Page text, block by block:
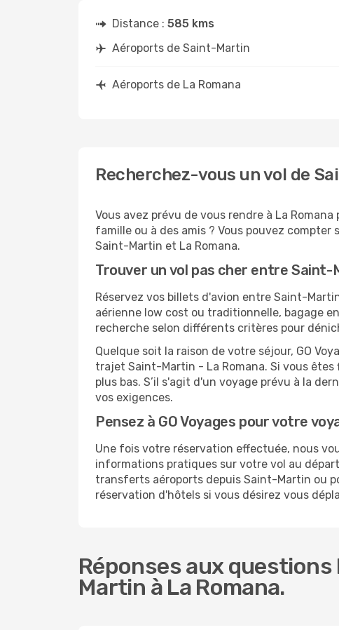
Distance : 585 kms
Aéroports de Saint-Martin
Aéroports de La Romana
Recherchez-vous un vol de
Vous avez prévu de vous rendre à La
famille ou à des amis ? Vous pouvez compter
Saint-Martin et La Romana.
Trouver un vol pas cher entre Saint-
Réservez vos billets d'avion entre Saint-
aérienne low cost ou traditionnelle, bagage
recherche selon différents critères pour
Quelque soit la raison de votre séjour, GO
trajet Saint-Martin - La Romana. Si vous
plus bas. S’il s'agit d'un voyage prévu à la
vos exigences.
Pensez à GO Voyages pour votre
Une fois votre réservation effectuée, nous
informations pratiques sur votre vol au
transferts aéroports depuis Saint-Martin ou
réservation d'hôtels si vous désirez vous
Réponses aux
Martin à La Romana.